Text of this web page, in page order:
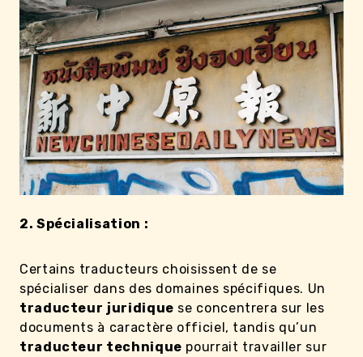
2. Spécialisation :
Certains traducteurs choisissent de se
spécialiser dans des domaines spécifiques. Un
traducteur juridique se concentrera sur les
documents à caractère officiel, tandis qu’un
traducteur technique pourrait travailler sur